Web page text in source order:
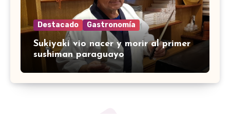
Destacado Gastronomía
Sukiyaki vio nacer y morir al primer
sushiman paraguayo